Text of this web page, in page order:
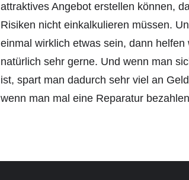
attraktives Angebot erstellen können,
Risiken nicht einkalkulieren müssen.
einmal wirklich etwas sein, dann helfen
natürlich sehr gerne. Und wenn man
ist, spart man dadurch sehr viel an
wenn man mal eine Reparatur